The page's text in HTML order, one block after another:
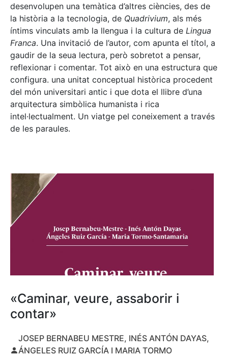
desenvolupen una temàtica d’altres ciències, des de
la història a la tecnologia, de Quadrivium, als més
íntims vinculats amb la llengua i la cultura de Lingua
Franca. Una invitació de l’autor, com apunta el títol, a
gaudir de la seua lectura, però sobretot a pensar,
reflexionar i comentar. Tot això en una estructura que
configura. una unitat conceptual històrica procedent
del món universitari antic i que dota el llibre d’una
arquitectura simbòlica humanista i rica
intel·lectualment. Un viatge pel coneixement a través
de les paraules.
«Caminar, veure, assaborir i
contar»
JOSEP BERNABEU MESTRE, INÉS ANTÓN DAYAS,
ÁNGELES RUIZ GARCÍA I MARIA TORMO